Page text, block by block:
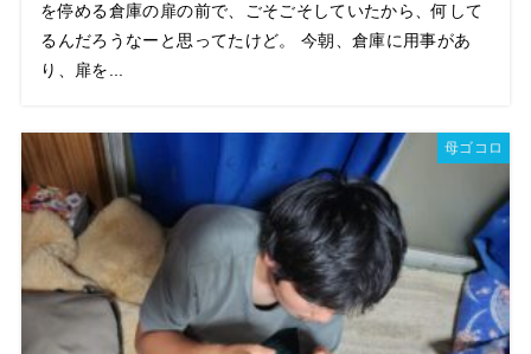
を停める倉庫の扉の前で、ごそごそしていたから、何して
るんだろうなーと思ってたけど。 今朝、倉庫に用事があ
り、扉を...
母ゴコロ